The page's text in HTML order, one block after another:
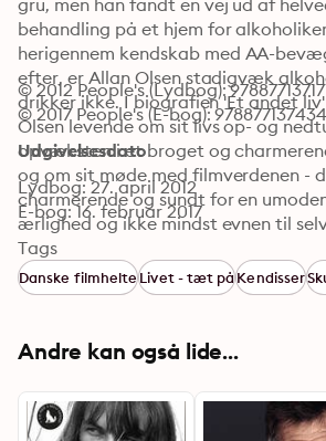
gru, men han fandt en vej ud af
behandling på et hjem for
herigennem kendskab med AA-
efter, er Allan Olsen stadigvæk
drikker ikke. I biografien 'Et andet
Olsen levende om sit livs op- og
opvæksten i et broget og
og om sit møde med filmverdenen -
charmerende og sundt for en
ærlighed og ikke mindst evnen til
han desuden i en række skarpe
karriere, hvilke enorme belastninger,
et ukontrollabelt spiritusforbrug.
misbruget både inspirerende og
© 2012 People's (Lydbog):
© 2017 People's (E-bog):
Udgivelsesdato
Lydbog: 27. april 2012
E-bog: 16. februar 2017
Tags
Danske filmhelteLivet - tæt påKendisser
Andre kan også lide...